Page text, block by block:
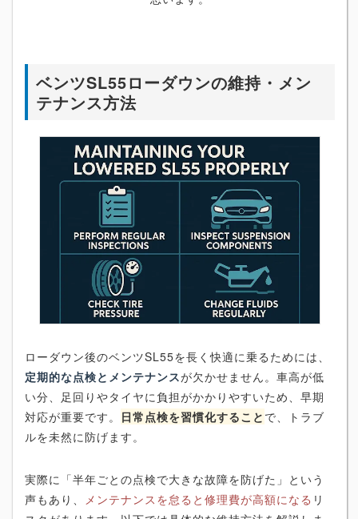
ベンツSL55ローダウンの維持・メン
テナンス方法
ローダウン後のベンツSL55を長く快適に乗るためには、
定期的な点検とメンテナンスが欠かせません。車高が低
い分、足回りやタイヤに負担がかかりやすいため、早期
対応が重要です。 日常点検を習慣化すること で、トラブ
ルを未然に防げます。
実際に「半年ごとの点検で大きな故障を防げた」という
声もあり、 メンテナンスを怠ると修理費が高額になる リ